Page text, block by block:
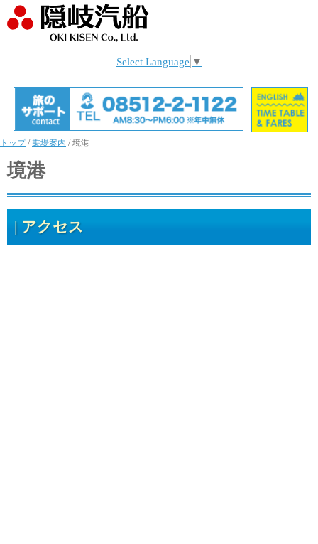
Select Language ▼
トップ/乗場案内 /境港
境港
アクセス